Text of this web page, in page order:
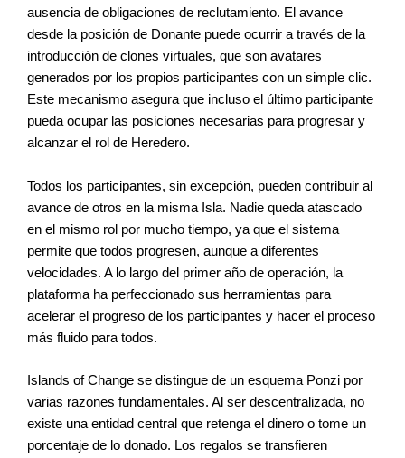
ausencia de obligaciones de reclutamiento. El avance
desde la posición de Donante puede ocurrir a través de la
introducción de clones virtuales, que son avatares
generados por los propios participantes con un simple clic.
Este mecanismo asegura que incluso el último participante
pueda ocupar las posiciones necesarias para progresar y
alcanzar el rol de Heredero.
Todos los participantes, sin excepción, pueden contribuir al
avance de otros en la misma Isla. Nadie queda atascado
en el mismo rol por mucho tiempo, ya que el sistema
permite que todos progresen, aunque a diferentes
velocidades. A lo largo del primer año de operación, la
plataforma ha perfeccionado sus herramientas para
acelerar el progreso de los participantes y hacer el proceso
más fluido para todos.
Islands of Change se distingue de un esquema Ponzi por
varias razones fundamentales. Al ser descentralizada, no
existe una entidad central que retenga el dinero o tome un
porcentaje de lo donado. Los regalos se transfieren